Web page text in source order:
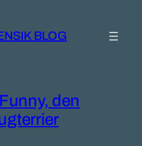
BLOG
den